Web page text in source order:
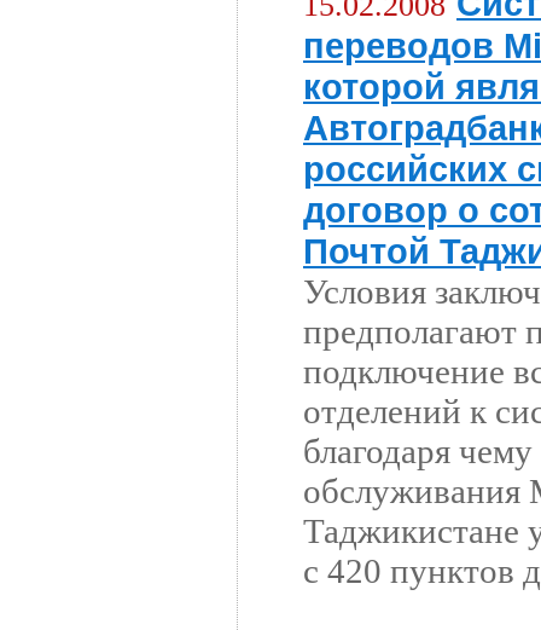
переводов
которой
российских
договор о
Почтой
Условия
предполагают
подключение
отделений к
благодаря
обслуживания
Таджикистане
с 420 пунктов